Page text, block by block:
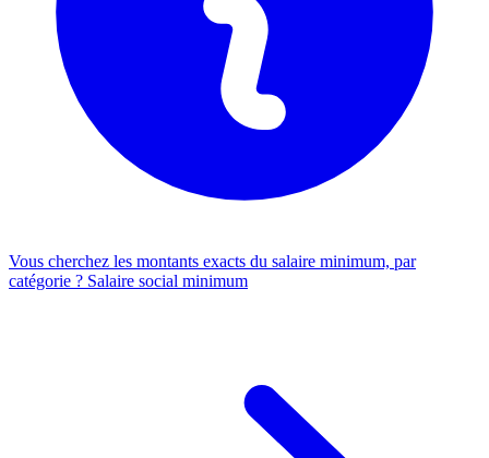
Vous cherchez les montants exacts du salaire minimum, par
catégorie ? Salaire social minimum